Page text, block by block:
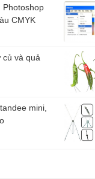
Photoshop
CMYK
và quả
mini,